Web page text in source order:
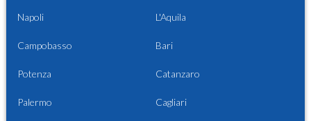
Napoli L'Aquila
Campobasso Bari
Potenza Catanzaro
Palermo Cagliari